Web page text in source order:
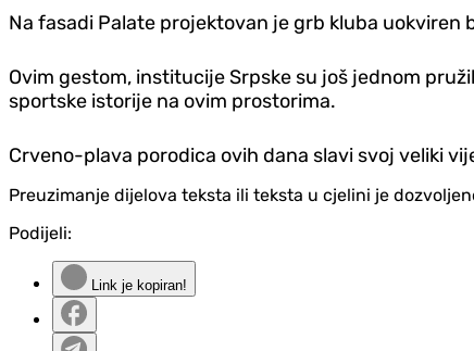
Na fasadi Palate projektovan je grb kluba uokviren
Ovim gestom, institucije Srpske su još jednom
sportske istorije na ovim prostorima.
Crveno-plava porodica ovih dana slavi svoj veliki
Preuzimanje dijelova teksta ili teksta u cjelini je
Podijeli:
Link je kopiran!